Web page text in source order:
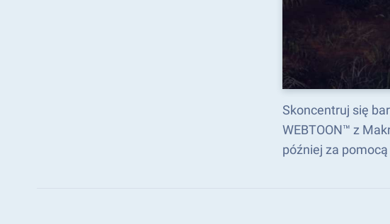
Skoncentruj się
WEBTOON™ z
później za